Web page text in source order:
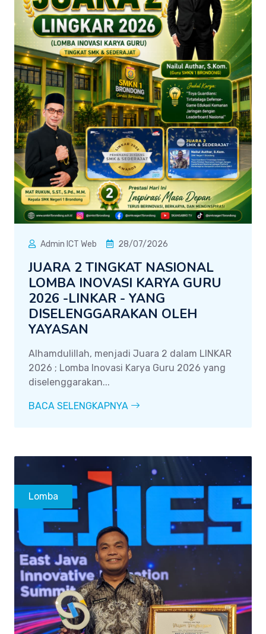
Admin ICT Web 28/07/2026
JUARA 2 TINGKAT NASIONAL
LOMBA INOVASI KARYA GURU
2026 -LINKAR - YANG
DISELENGGARAKAN OLEH
YAYASAN
Alhamdulillah, menjadi Juara 2 dalam LINKAR
2026 ; Lomba Inovasi Karya Guru 2026 yang
diselenggarakan...
BACA SELENGKAPNYA
Lomba